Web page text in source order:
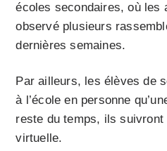
écoles secondaires, où les
observé plusieurs
dernières semaines.
Par ailleurs, les élèves de
à l’école en personne
reste du temps, ils
virtuelle.